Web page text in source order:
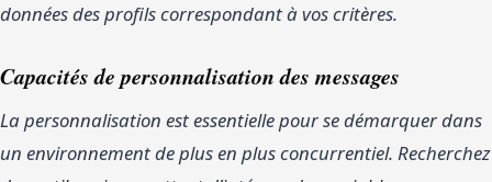
données des profils correspondant à vos critères.
Capacités de personnalisation des messages
La personnalisation est essentielle pour se démarquer dans
un environnement de plus en plus concurrentiel. Recherchez